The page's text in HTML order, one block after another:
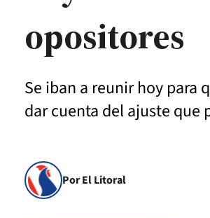
opositores
Se iban a reunir hoy para
dar cuenta del ajuste que
Por El Litoral